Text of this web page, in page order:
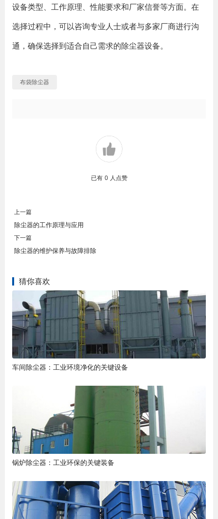
设备类型、工作原理、性能要求和厂家信誉等方面。在
选择过程中，可以咨询专业人士或者与多家厂商进行沟
通，确保选择到适合自己需求的除尘器设备。
布袋除尘器
已有 0 人点赞
上一篇
除尘器的工作原理与应用
下一篇
除尘器的维护保养与故障排除
猜你喜欢
车间除尘器：工业环境净化的关键设备
锅炉除尘器：工业环保的关键装备